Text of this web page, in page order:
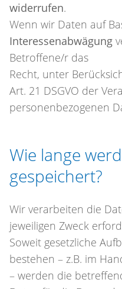
widerrufen.
Wenn wir Daten auf
Interessenabwägung
Betroffene/r das
Recht, unter
Art. 21 DSGVO der
personenbezogenen
Wie lange
gespeichert?
Wir verarbeiten die
jeweiligen Zweck
Soweit gesetzliche
bestehen – z.B. im
– werden die